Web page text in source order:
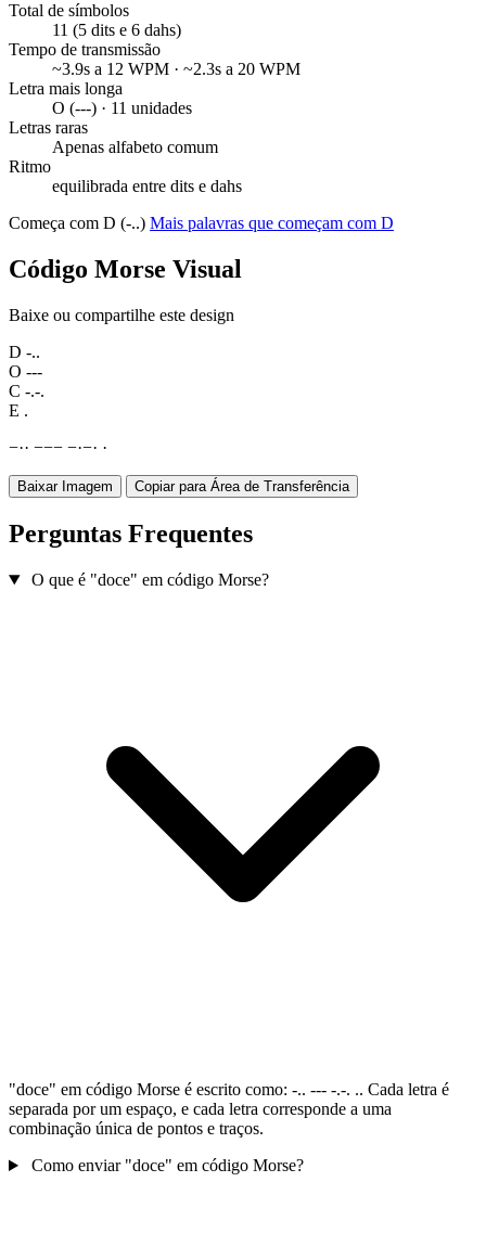
Total de símbolos
11 (5 dits e 6 dahs)
Tempo de transmissão
~3.9s a 12 WPM · ~2.3s a 20 WPM
Letra mais longa
O (---) · 11 unidades
Letras raras
Apenas alfabeto comum
Ritmo
equilibrada entre dits e dahs
Começa com D (-..) Mais palavras que começam com D
Código Morse Visual
Baixe ou compartilhe este design
D -..
O ---
C -.-.
E .
−·· −−− −·−· ·
Baixar Imagem Copiar para Área de Transferência
Perguntas Frequentes
O que é "doce" em código Morse?
"doce" em código Morse é escrito como: -.. --- -.-. .. Cada letra é
separada por um espaço, e cada letra corresponde a uma
combinação única de pontos e traços.
Como enviar "doce" em código Morse?